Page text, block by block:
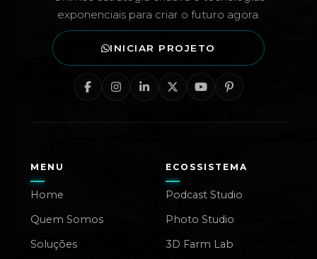
exponenciais para criar o futuro agora.
INICIAR PROJETO
MENU
Home
Quem Somos
Soluções
ECOSSISTEMA
Podcast Studio
Photo Studio
3D Farm Lab